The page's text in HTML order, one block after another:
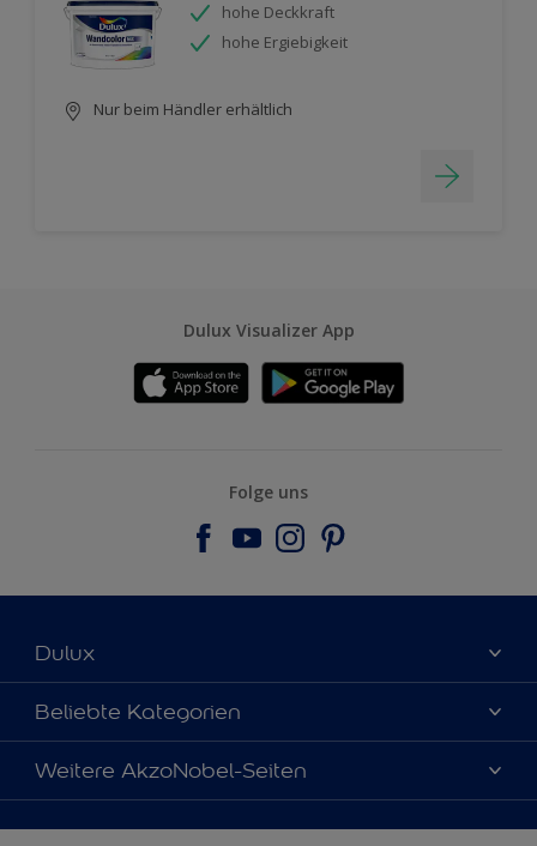
hohe Deckkraft
hohe Ergiebigkeit
Nur beim Händler erhältlich
Dulux Visualizer App
Folge uns
Dulux
Über uns
Farbgenauigkeit
Kontaktieren Sie uns
Beliebte Kategorien
Dulux Farben
Farbe des Jahres
Produkte
Weitere AkzoNobel-Seiten